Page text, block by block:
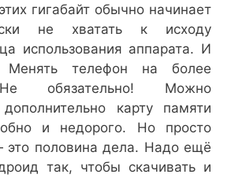
гигабайт обычно начинает
не хватать к исходу
использования аппарата. И
Менять телефон на более
обязательно! Можно
дополнительно карту памяти
и недорого. Но просто
это половина дела. Надо ещё
так, чтобы скачивать и